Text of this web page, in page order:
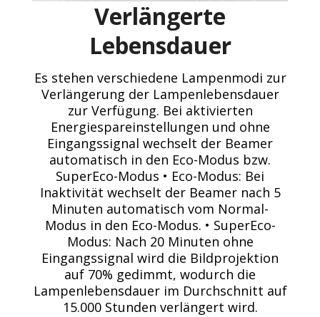
Verlängerte
Lebensdauer
Es stehen verschiedene Lampenmodi zur
Verlängerung der Lampenlebensdauer
zur Verfügung. Bei aktivierten
Energiespareinstellungen und ohne
Eingangssignal wechselt der Beamer
automatisch in den Eco-Modus bzw.
SuperEco-Modus • Eco-Modus: Bei
Inaktivität wechselt der Beamer nach 5
Minuten automatisch vom Normal-
Modus in den Eco-Modus. • SuperEco-
Modus: Nach 20 Minuten ohne
Eingangssignal wird die Bildprojektion
auf 70% gedimmt, wodurch die
Lampenlebensdauer im Durchschnitt auf
15.000 Stunden verlängert wird.